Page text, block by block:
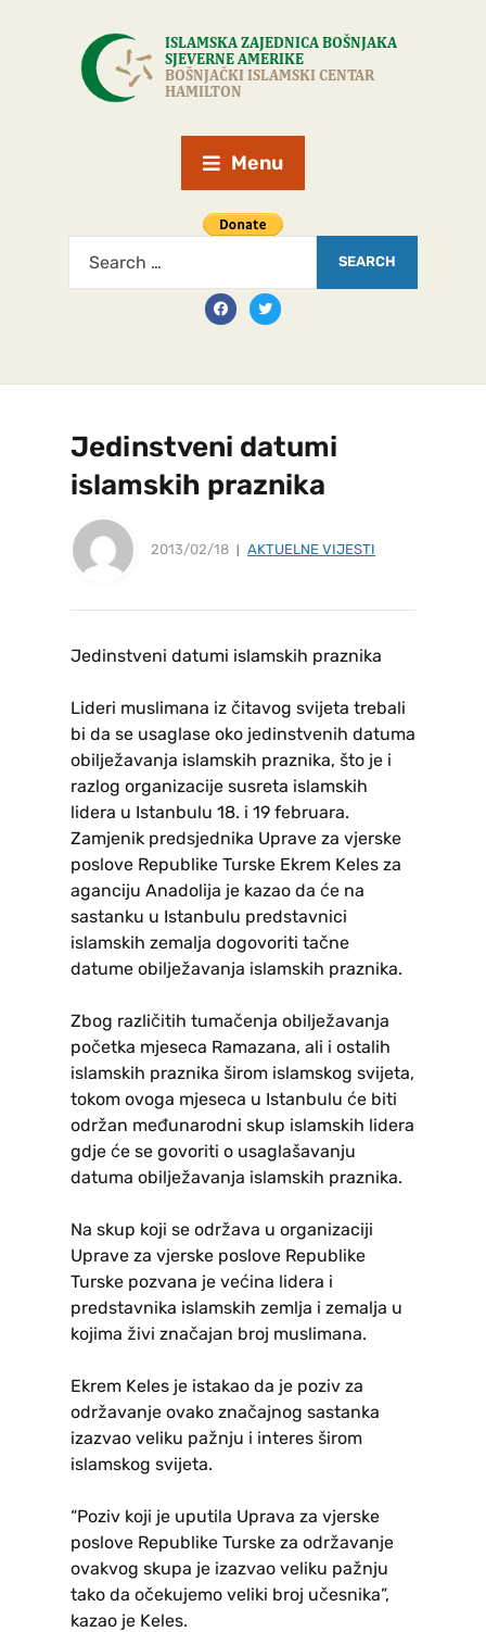
Menu
Jedinstveni datumi
islamskih praznika
2013/02/18 AKTUELNE VIJESTI
Jedinstveni datumi islamskih praznika
Lideri muslimana iz čitavog svijeta trebali
bi da se usaglase oko jedinstvenih datuma
obilježavanja islamskih praznika, što je i
razlog organizacije susreta islamskih
lidera u Istanbulu 18. i 19 februara.
Zamjenik predsjednika Uprave za vjerske
poslove Republike Turske Ekrem Keles za
aganciju Anadolija je kazao da će na
sastanku u Istanbulu predstavnici
islamskih zemalja dogovoriti tačne
datume obilježavanja islamskih praznika.
Zbog različitih tumačenja obilježavanja
početka mjeseca Ramazana, ali i ostalih
islamskih praznika širom islamskog svijeta,
tokom ovoga mjeseca u Istanbulu će biti
održan međunarodni skup islamskih lidera
gdje će se govoriti o usaglašavanju
datuma obilježavanja islamskih praznika.
Na skup koji se održava u organizaciji
Uprave za vjerske poslove Republike
Turske pozvana je većina lidera i
predstavnika islamskih zemlja i zemalja u
kojima živi značajan broj muslimana.
Ekrem Keles je istakao da je poziv za
održavanje ovako značajnog sastanka
izazvao veliku pažnju i interes širom
islamskog svijeta.
“Poziv koji je uputila Uprava za vjerske
poslove Republike Turske za održavanje
ovakvog skupa je izazvao veliku pažnju
tako da očekujemo veliki broj učesnika”,
kazao je Keles.